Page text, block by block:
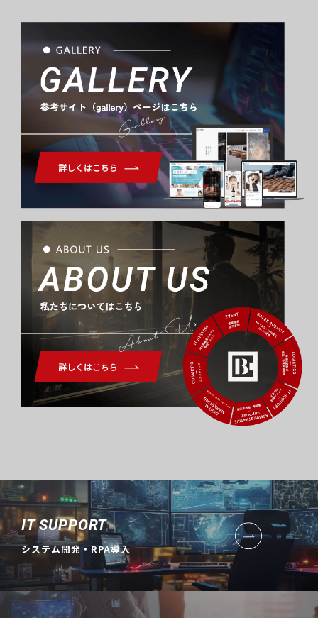
Gallery
About Us
IT SUPPORT
システム開発・RPA導入